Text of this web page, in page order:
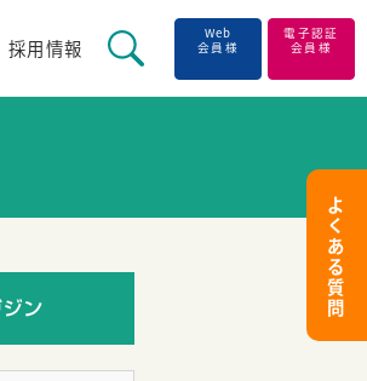
採用情報
Web
会員様
電子認証
会員様
よ
く
あ
る
質
問